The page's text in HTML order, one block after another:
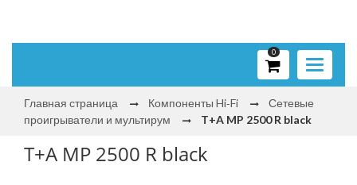
Toggle
0
Главная страница Компоненты Hi‑Fi
Сетевые
проигрыватели и мультирум
T+A MP 2500 R black
T+A MP 2500 R black